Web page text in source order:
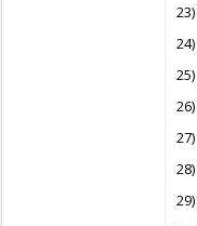
23)
24)
25)
26)
27)
28)
29)